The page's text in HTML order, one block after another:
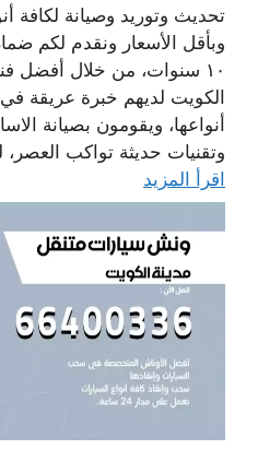
تحديث وتوريد وصيانة لكافة
وبأقل الأسعار ونقدم لكم
١٠ سنوات، من خلال أفضل
الكويت لديهم خبرة عريقة
أنواعها، ويقومون بصيانة
وتقنيات حديثة تواكب
اقرأ المزيد